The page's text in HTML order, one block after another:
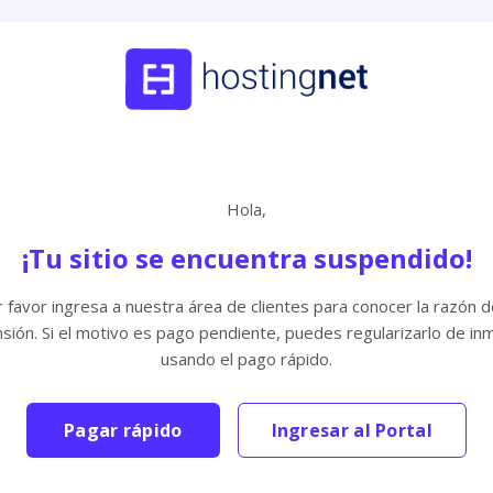
Hola,
¡Tu sitio se encuentra suspendido!
favor ingresa a nuestra área de clientes para conocer la razón
Si el motivo es pago pendiente, puedes regularizarlo de
usando el pago rápido.
Pagar rápido Ingresar al Portal